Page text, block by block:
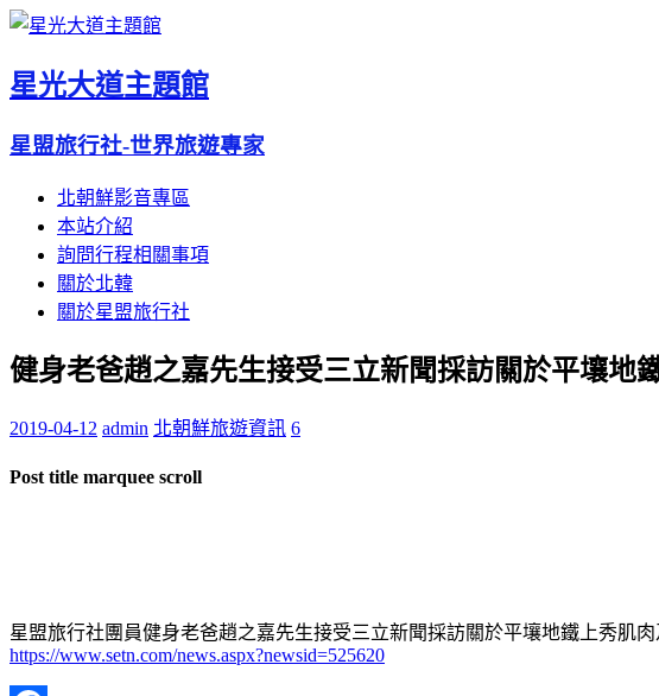
星光大道主題館
星盟旅行社-世界旅遊專家
北朝鮮影音專區
本站介紹
詢問行程相關事項
關於北韓
關於星盟旅行社
健身老爸趙之嘉先生接受三立新聞採訪關於平壤地
2019-04-12 admin 北朝鮮旅遊資訊 6
Post title marquee scroll
星盟旅行社團員健身老爸趙之嘉先生接受三立新聞採訪關於平壤地鐵上秀肌
https://www.setn.com/news.aspx?newsid=525620